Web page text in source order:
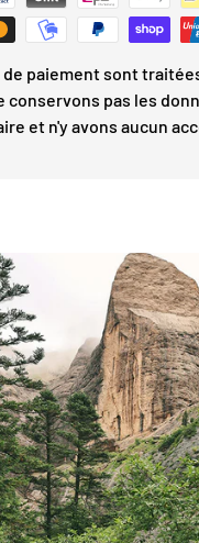
paiement sont
conservons pas les
et n'y avons aucun